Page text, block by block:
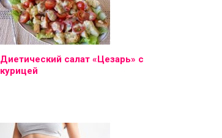
Диетический салат «Цезарь» с
курицей